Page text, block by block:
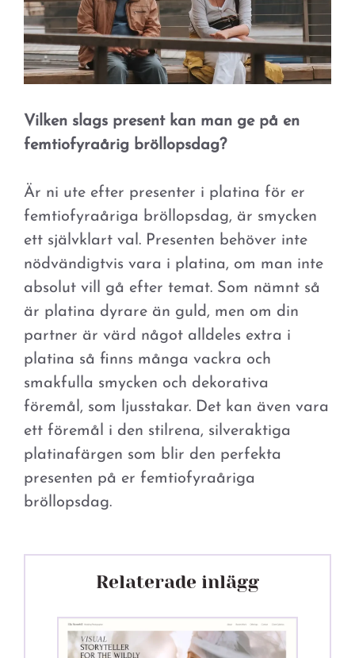
Vilken slags present kan man ge på en
femtiofyraårig bröllopsdag?
Är ni ute efter presenter i platina för er
femtiofyraåriga bröllopsdag, är smycken
ett självklart val. Presenten behöver inte
nödvändigtvis vara i platina, om man inte
absolut vill gå efter temat. Som nämnt så
är platina dyrare än guld, men om din
partner är värd något alldeles extra i
platina så finns många vackra och
smakfulla smycken och dekorativa
föremål, som ljusstakar. Det kan även vara
ett föremål i den stilrena, silveraktiga
platinafärgen som blir den perfekta
presenten på er femtiofyraåriga
bröllopsdag.
Relaterade inlägg